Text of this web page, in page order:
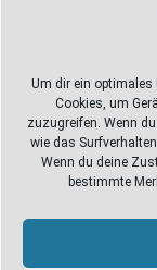
Um dir ein optimales
Cookies, um
zuzugreifen. Wenn
wie das
Wenn du deine
bestimmte
Web